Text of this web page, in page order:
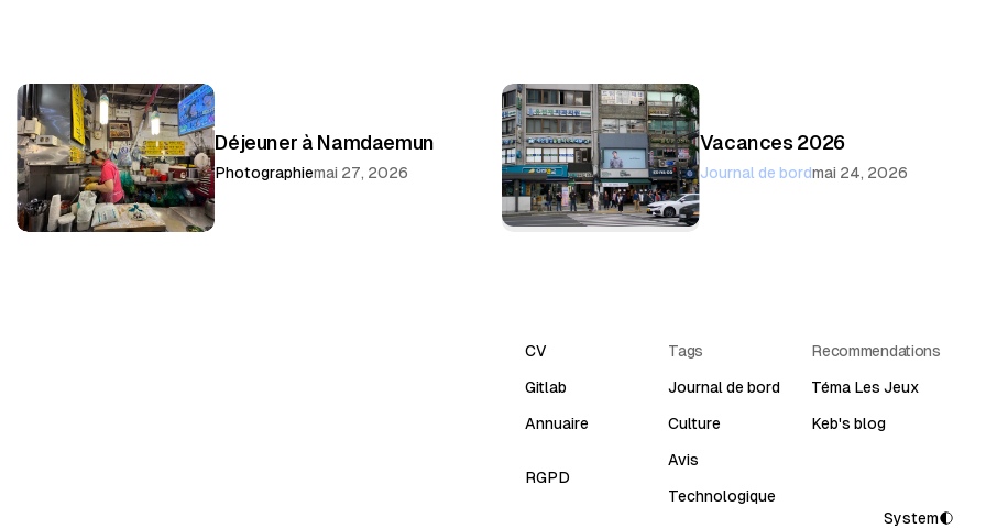
Déjeuner à Namdaemun
Photographiemai 27, 2026
Vacances 2026
Journal de bordmai 24, 2026
CV
Gitlab
Annuaire
RGPD
Tags
Journal de bord
Culture
Avis
Technologique
Recommendations
Téma Les Jeux
Keb's blog
System